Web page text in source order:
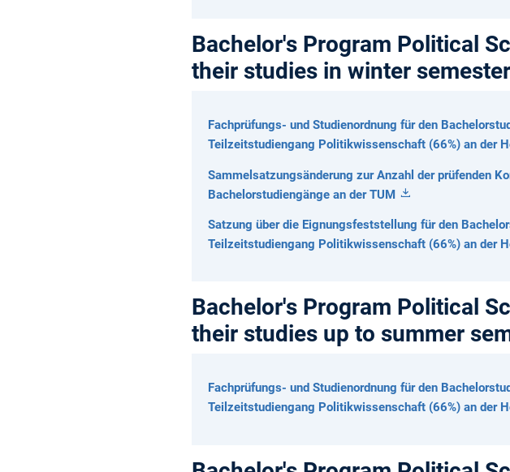
Bachelor's Program Political
their studies in winter
Fachprüfungs- und Studienordnung für den
Teilzeitstudiengang Politikwissenschaft (66%) an der
Sammelsatzungsänderung zur Anzahl der prüfenden
Bachelorstudiengänge an der TUM
Satzung über die Eignungsfeststellung für den
Teilzeitstudiengang Politikwissenschaft (66%) an der
Bachelor's Program Political
their studies up to summer
Fachprüfungs- und Studienordnung für den
Teilzeitstudiengang Politikwissenschaft (66%) an der